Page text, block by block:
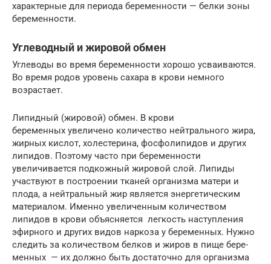
характерные для периода беремен­ности — белки зоны
беременности.
Углеводный и жировой обмен
Углеводы во время беременности хорошо усваиваются.
Во время родов уровень сахара в крови немного
возрастает.
Липидный (жировой) обмен. В крови
беременных увеличено коли­чество нейтрального жира,
жирных кислот, холестерина, фосфолипидов и дру­гих
липидов. Поэтому часто при беременности
увеличивается подкожный жировой слой. Липиды
участвуют в построении тканей организма матери и
плода, а нейтральный жир является энергетическим
материалом. Именно увеличенным количеством
липидов в крови объясняется легкость наступления
эфирного и других видов наркоза у беременных. Нужно
следить за количеством белков и жиров в пище бере­
менных — их должно быть достаточно для организма